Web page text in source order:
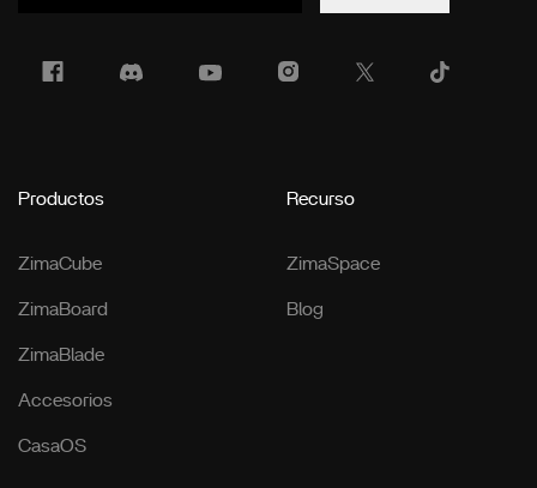
Productos
ZimaCube
ZimaBoard
ZimaBlade
Accesorios
CasaOS
Recurso
ZimaSpace
Blog